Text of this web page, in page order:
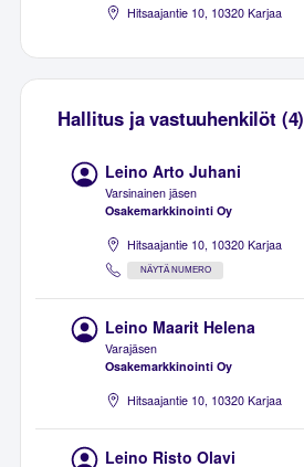
Hitsaajantie 10, 10320 Karjaa
Hallitus ja vastuuhenkilöt (4)
Leino Arto Juhani
Varsinainen jäsen
Osakemarkkinointi Oy
Hitsaajantie 10, 10320 Karjaa
NÄYTÄ NUMERO
Leino Maarit Helena
Varajäsen
Osakemarkkinointi Oy
Hitsaajantie 10, 10320 Karjaa
Leino Risto Olavi